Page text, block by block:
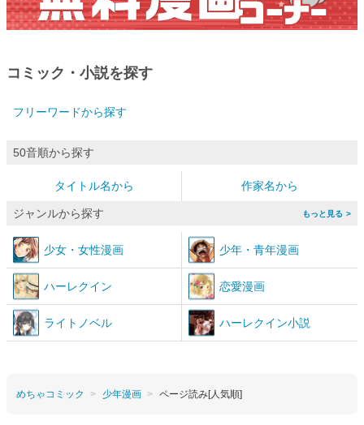
コミック・小説を探す
フリーワードから探す
50音順から探す
タイトル名から 作家名から
ジャンルから探す >
少女 ・ 女性漫画 少年 ・ 青年漫画
ハーレクイン 恋愛漫画
ライトノベル ハーレクイン小説
めちゃコミック 少年漫画 ページ読み[人気順]